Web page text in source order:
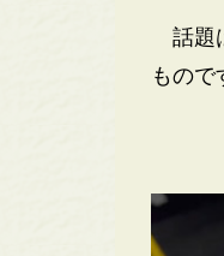
話題
もので